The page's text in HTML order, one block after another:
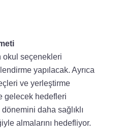
okul seçenekleri
yapılacak. Ayrıca
ve yerleştirme
gelecek hedefleri
daha sağlıklı
almalarını hedefliyor.